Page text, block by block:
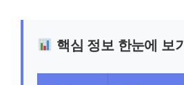
핵심 정보 한눈에 보기